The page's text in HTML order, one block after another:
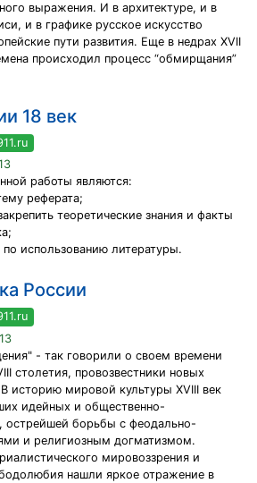
выражения. И в архитектуре, и в
и в графике русское искусство
пути развития. Еще в недрах XVII
происходил процесс “обмирщания”
18 век
работы являются:
реферата;
теоретические знания и факты
использованию литературы.
России
- так говорили о своем времени
столетия, провозвестники новых
историю мировой культуры XVIII век
идейных и общественно-
острейшей борьбы с феодально-
и религиозным догматизмом.
мировоззрения и
нашли яркое отражение в